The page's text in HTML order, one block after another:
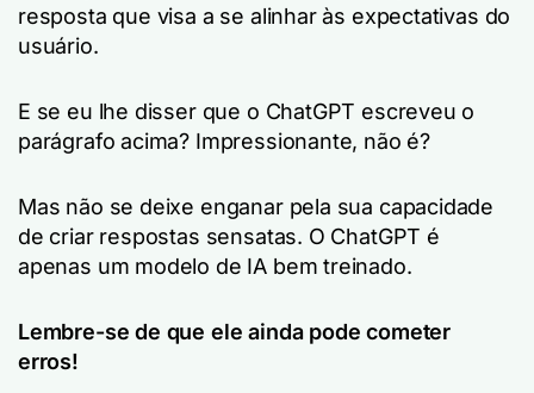
resposta que visa a se alinhar às expectativas do
usuário.
E se eu lhe disser que o ChatGPT escreveu o
parágrafo acima? Impressionante, não é?
Mas não se deixe enganar pela sua capacidade
de criar respostas sensatas. O ChatGPT é
apenas um modelo de IA bem treinado.
Lembre-se de que ele ainda pode cometer
erros!